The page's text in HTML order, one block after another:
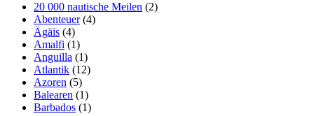
20 000 nautische Meilen (2)
Abenteuer(4)
Ägäis (4)
Amalfi (1)
Anguilla (1)
Atlantik (12)
Azoren (5)
Balearen (1)
Barbados (1)